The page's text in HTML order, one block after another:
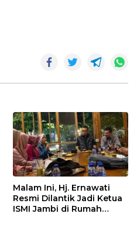
Malam Ini, Hj. Ernawati
Resmi Dilantik Jadi Ketua
ISMI Jambi di Rumah